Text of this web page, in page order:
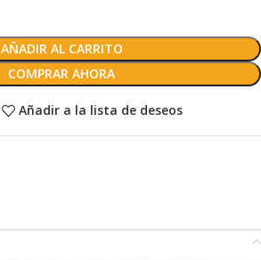
AÑADIR AL CARRITO
COMPRAR AHORA
Añadir a la lista de deseos